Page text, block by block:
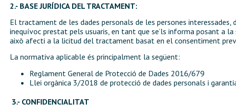
2.- BASE JURÍDICA DEL TRACTAMENT:
El tractament de les dades personals de les persones
inequívoc prestat pels usuaris, en tant que se’ls informa posant a
això afecti a la licitud del tractament basat en el consentiment
La normativa aplicable és principalment la següent:
Reglament General de Protecció de Dades 2016/679
Llei orgànica 3/2018 de protecció de dades personals i
3.- CONFIDENCIALITAT